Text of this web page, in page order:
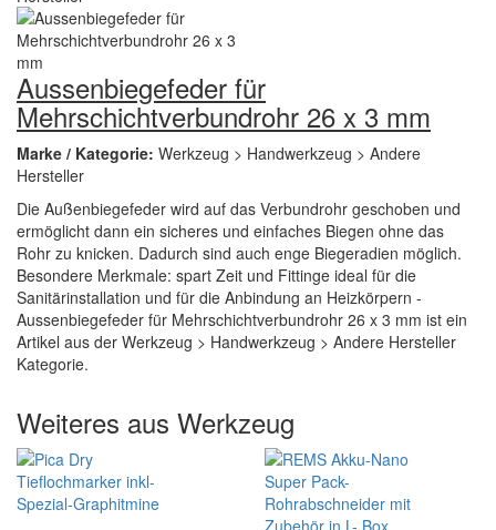
Aussenbiegefeder für
Mehrschichtverbundrohr 26 x 3 mm
Marke / Kategorie: Werkzeug > Handwerkzeug > Andere
Hersteller
Die Außenbiegefeder wird auf das Verbundrohr geschoben und
ermöglicht dann ein sicheres und einfaches Biegen ohne das
Rohr zu knicken. Dadurch sind auch enge Biegeradien möglich.
Besondere Merkmale: spart Zeit und Fittinge ideal für die
Sanitärinstallation und für die Anbindung an Heizkörpern -
Aussenbiegefeder für Mehrschichtverbundrohr 26 x 3 mm ist ein
Artikel aus der Werkzeug > Handwerkzeug > Andere Hersteller
Kategorie.
Weiteres aus Werkzeug